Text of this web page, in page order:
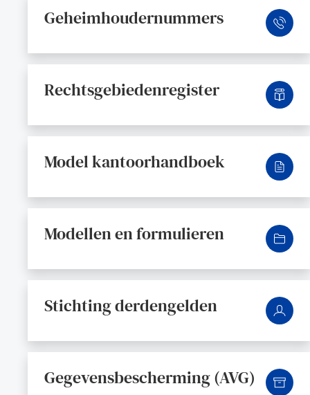
Geheimhoudernummers
Rechtsgebiedenregister
Model kantoorhandboek
Modellen en formulieren
Stichting derdengelden
Gegevensbescherming (AVG)